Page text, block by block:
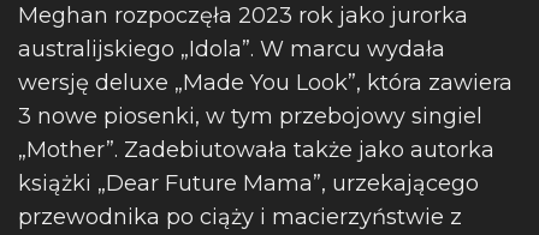
Meghan rozpoczęła 2023 rok jako jurorka
australijskiego „Idola”. W marcu wydała
wersję deluxe „Made You Look”, która zawiera
3 nowe piosenki, w tym przebojowy singiel
„Mother”. Zadebiutowała także jako autorka
książki „Dear Future Mama”, urzekającego
przewodnika po ciąży i macierzyństwie z